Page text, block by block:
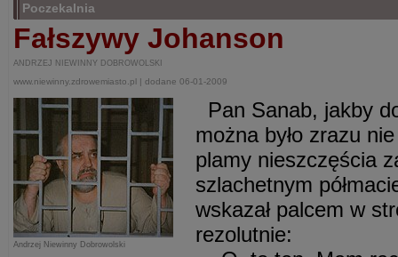
Poczekalnia
Fałszywy Johanson
ANDRZEJ NIEWINNY DOBROWOLSKI
www.niewinny.zdrowemiasto.pl | dodane 06-01-2009
Andrzej Niewinny Dobrowolski
Pan Sanab, jakby
można było zrazu
plamy nieszczęścia
szlachetnym
wskazał palcem w
rezolutnie: